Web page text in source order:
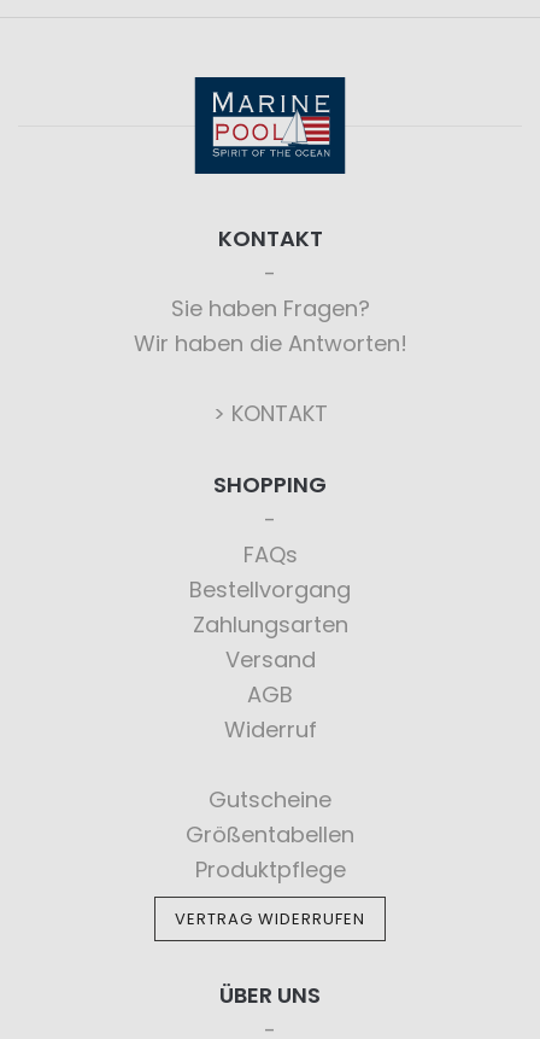
KONTAKT
Sie haben Fragen?
Wir haben die Antworten!
> KONTAKT
SHOPPING
FAQs
Bestellvorgang
Zahlungsarten
Versand
AGB
Widerruf
Gutscheine
Größentabellen
Produktpflege
VERTRAG WIDERRUFEN
ÜBER UNS